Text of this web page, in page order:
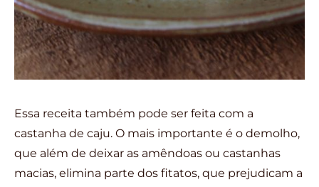
Essa receita também pode ser feita com a
castanha de caju. O mais importante é o demolho,
que além de deixar as amêndoas ou castanhas
macias, elimina parte dos fitatos, que prejudicam a